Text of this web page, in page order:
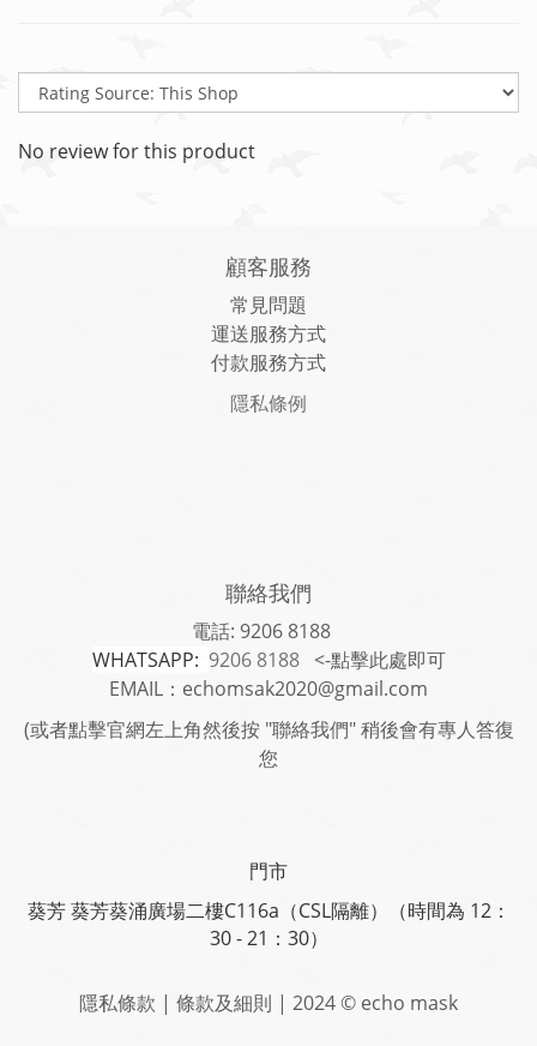
No review for this product
顧客服務
常見問題
運送服務方式
付款服務方式
隱私條例
聯絡我們
電話: 9206 8188
WHATSAPP: 9206 8188<-點擊此處即可
EMAIL：echomsak2020@gmail.com
(或者點擊官網左上角然後按 "聯絡我們" 稍後會有專人答復
您
門市
葵芳 葵芳葵涌廣場二樓C116a（CSL隔離）（時間為 12：
30 - 21：30）
隱私條款 | 條款及細則 | 2024 © echo mask